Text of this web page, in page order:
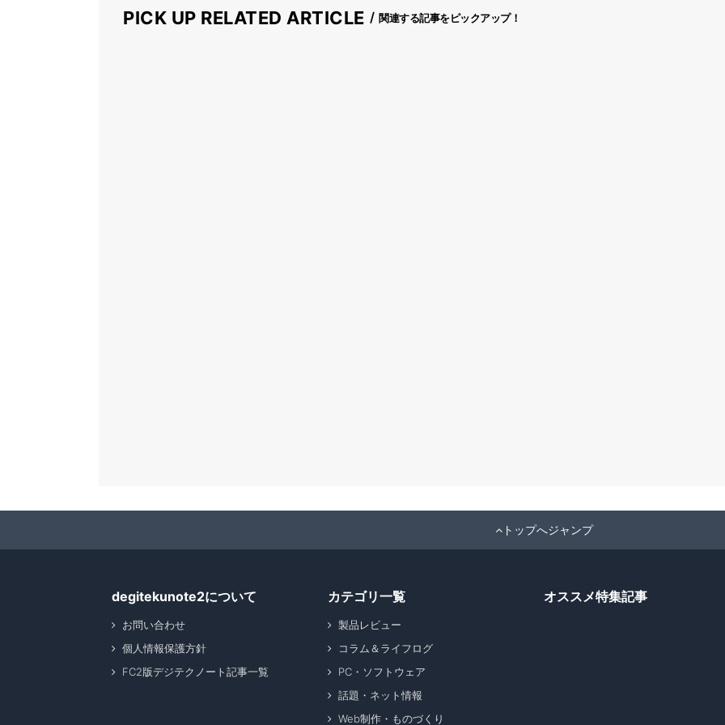
PICK UP RELATED ARTICLE 関連する記事をピックアップ！
トップへジャンプ
degitekunote2について
お問い合わせ
個人情報保護方針
FC2版デジテクノート記事一覧
カテゴリ一覧
製品レビュー
コラム＆ライフログ
PC・ソフトウェア
話題・ネット情報
Web制作・ものづくり
オススメ特集記事